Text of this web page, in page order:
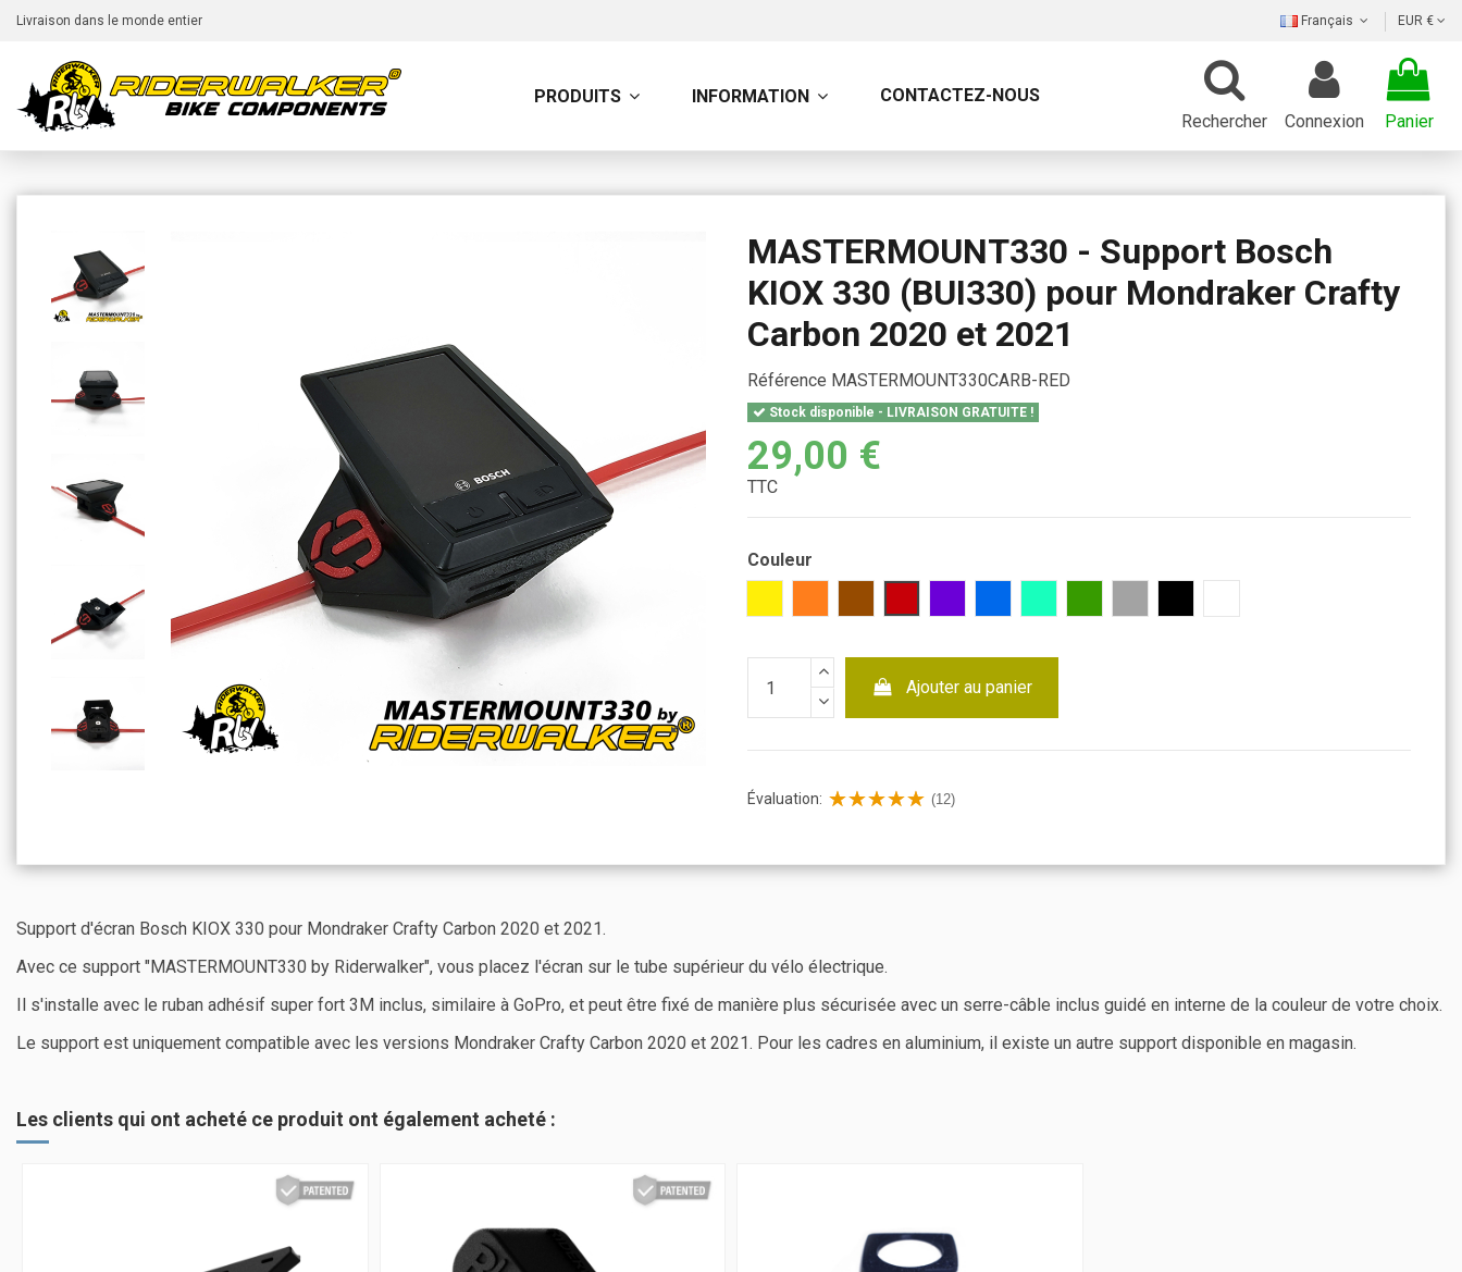
Livraison dans le monde entier Français EUR €
PRODUITS INFORMATION
CONTACTEZ-NOUS
Rechercher
Connexion Panier
MASTERMOUNT330 - Support Bosch
KIOX 330 (BUI330) pour Mondraker Crafty
Carbon 2020 et 2021
Référence MASTERMOUNT330CARB-RED
Stock disponible - LIVRAISON GRATUITE !
29,00 €
TTC
Couleur
Ajouter au panier
Évaluation: (12)
Support d'écran Bosch KIOX 330 pour Mondraker Crafty Carbon 2020 et 2021.
Avec ce support "MASTERMOUNT330 by Riderwalker", vous placez l'écran sur le tube supérieur du vélo électrique.
Il s'installe avec le ruban adhésif super fort 3M inclus, similaire à GoPro, et peut être fixé de manière plus sécurisée avec un serre-câble inclus guidé en interne de la couleur de votre choix.
Le support est uniquement compatible avec les versions Mondraker Crafty Carbon 2020 et 2021. Pour les cadres en aluminium, il existe un autre support disponible en magasin.
Les clients qui ont acheté ce produit ont également acheté :